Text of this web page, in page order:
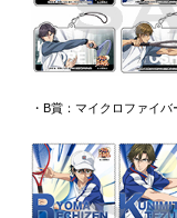
・B賞：マイクロファイバ